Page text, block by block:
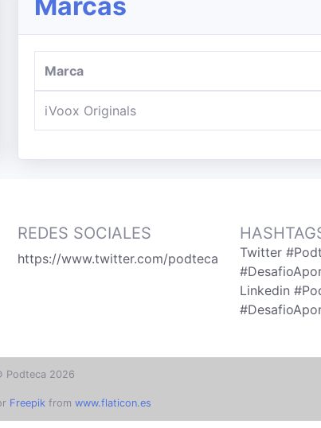
Marca
iVoox Originals
REDES SOCIALES
https://www.twitter.com/podteca
Twitter
Linkedin
Podteca 2026
Freepikfrom www.flaticon.es